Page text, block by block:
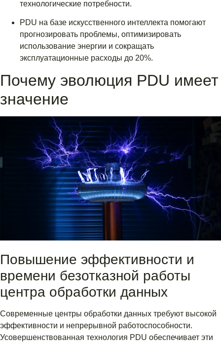
технологические потребности.
PDU на базе искусственного интеллекта помогают
прогнозировать проблемы, оптимизировать
использование энергии и сокращать
эксплуатационные расходы до 20%.
Почему эволюция PDU имеет
значение
Повышение эффективности и
времени безотказной работы
центра обработки данных
Современные центры обработки данных требуют высокой
эффективности и непрерывной работоспособности.
Усовершенствованная технология PDU обеспечивает эти